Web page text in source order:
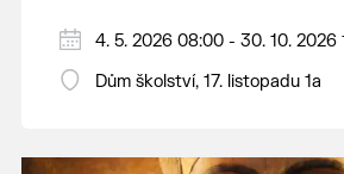
vlastní příběh... o radosti,
světa kolem.
Děkujeme mladým umělcům za
nápaditost, nadšení, rodičům
inspirují a překvapí svou
4. 5. 2026 08:00 - 30. 10. 2026
Dům školství, 17. listopadu 1a